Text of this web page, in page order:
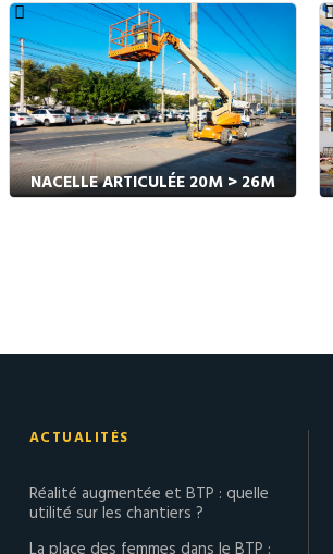
NACELLE ARTICULÉE 20M > 26M
ACTUALITÉS
Réalité augmentée et BTP : quelle
utilité sur les chantiers ?